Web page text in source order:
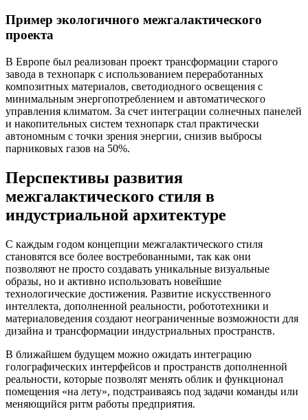
Пример экологичного межгалактического
проекта
В Европе был реализован проект трансформации старого
завода в технопарк с использованием переработанных
композитных материалов, светодиодного освещения с
минимальным энергопотреблением и автоматического
управления климатом. За счет интеграции солнечных панелей
и накопительных систем технопарк стал практически
автономным с точки зрения энергии, снизив выбросы
парниковых газов на 50%.
Перспективы развития
межгалактического стиля в
индустриальной архитектуре
С каждым годом концепции межгалактического стиля
становятся все более востребованными, так как они
позволяют не просто создавать уникальные визуальные
образы, но и активно использовать новейшие
технологические достижения. Развитие искусственного
интеллекта, дополненной реальности, робототехники и
материаловедения создают неограниченные возможности для
дизайна и трансформации индустриальных пространств.
В ближайшем будущем можно ожидать интеграцию
голографических интерфейсов и пространств дополненной
реальности, которые позволят менять облик и функционал
помещения «на лету», подстраиваясь под задачи команды или
меняющийся ритм работы предприятия.